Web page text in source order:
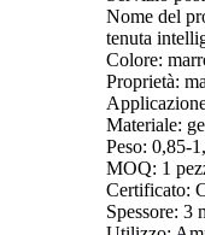
Nome del
tenuta
Colore:
Proprietà:
Materiale:
Peso: 0,85-
MOQ: 1
Certificato:
Spessore: 3